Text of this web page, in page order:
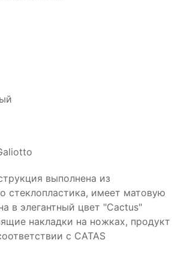
выполнена из
стеклопластика, имеет матовую
в элегантный цвет "Cactus"
накладки на ножках, продукт
с CATAS